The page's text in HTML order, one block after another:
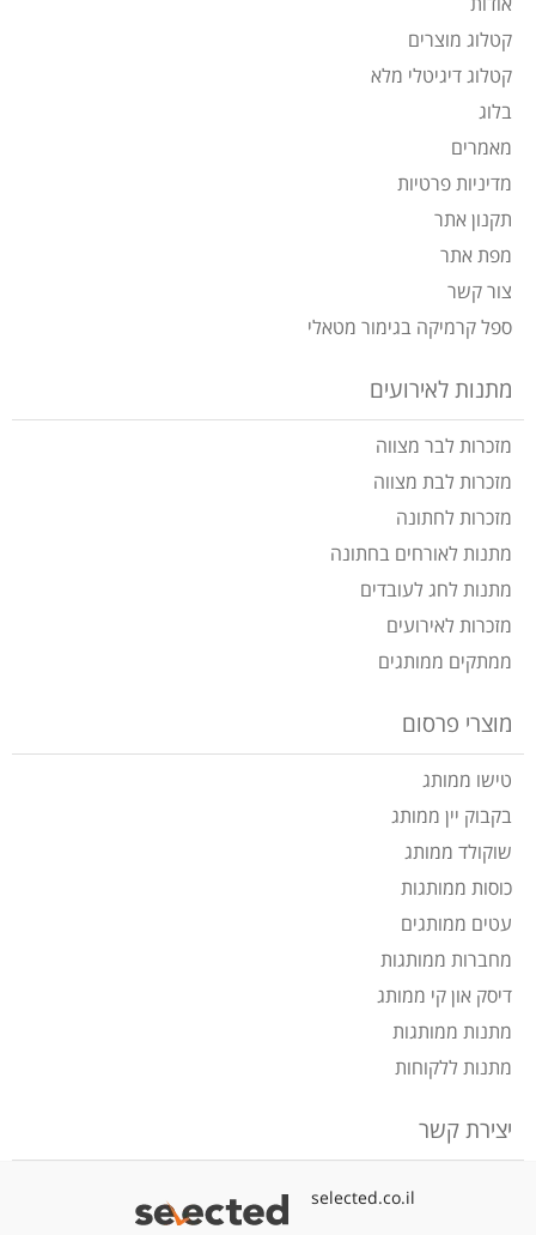
אודות
קטלוג מוצרים
קטלוג דיגיטלי מלא
בלוג
מאמרים
מדיניות פרטיות
תקנון אתר
מפת אתר
צור קשר
ספל קרמיקה בגימור מטאלי
מתנות לאירועים
מזכרות לבר מצווה
מזכרות לבת מצווה
מזכרות לחתונה
מתנות לאורחים בחתונה
מתנות לחג לעובדים
מזכרות לאירועים
ממתקים ממותגים
מוצרי פרסום
טישו ממותג
בקבוק יין ממותג
שוקולד ממותג
כוסות ממותגות
עטים ממותגים
מחברות ממותגות
דיסק און קי ממותג
מתנות ממותגות
מתנות ללקוחות
יצירת קשר
selected.co.il